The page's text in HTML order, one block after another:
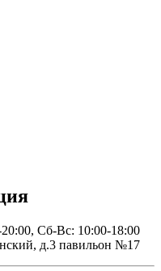
Сб-Вс: 10:00-18:00
д.3 павильон №17